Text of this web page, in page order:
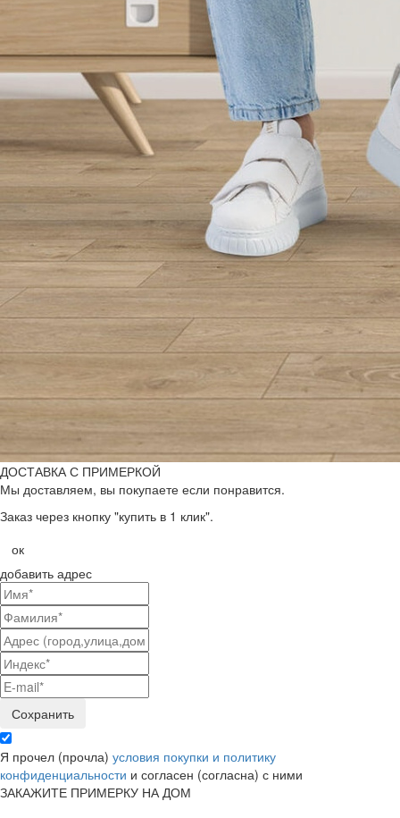
ДОСТАВКА С ПРИМЕРКОЙ
Мы доставляем, вы покупаете если понравится.
Заказ через кнопку "купить в 1 клик".
ок
добавить адрес
Я прочел (прочла) условия покупки и политику
конфиденциальности и согласен (согласна) с ними
ЗАКАЖИТЕ ПРИМЕРКУ НА ДОМ